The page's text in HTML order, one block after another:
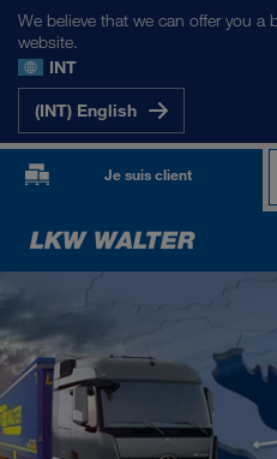
We believe that we can offer you a
website.
INT
(INT) English
Je suis client
NOS MARCHÉS
Europe
Asie Centrale